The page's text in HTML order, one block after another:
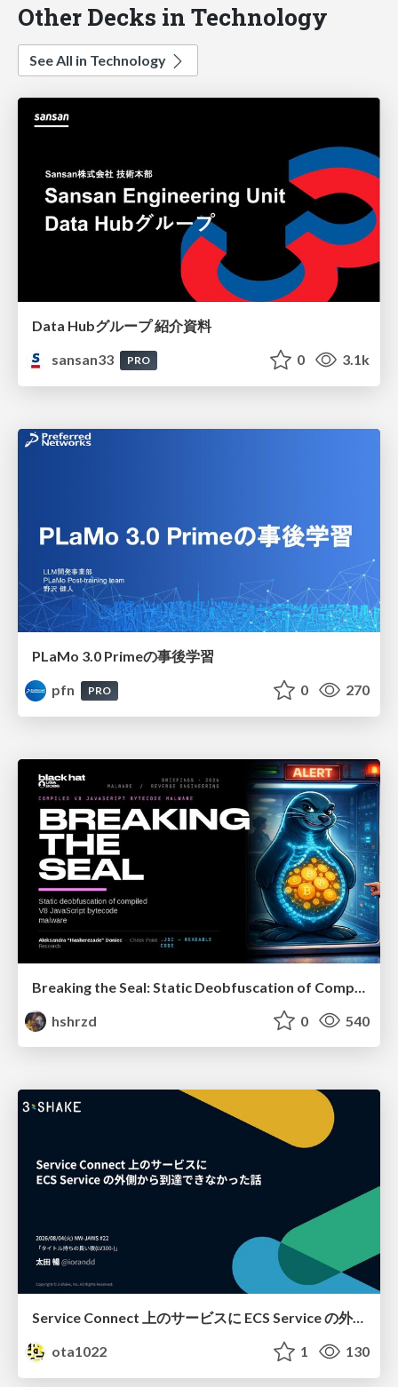
Other Decks in Technology
See All in Technology
Data Hubグループ 紹介資料
sansan33
PRO 0 3.1k
PLaMo 3.0 Primeの事後学習
pfn
PRO 0 270
hshrzd
0 540
Service Connect 上のサービスに ECS Service の外側から到達できなかった話
ota1022
1 130